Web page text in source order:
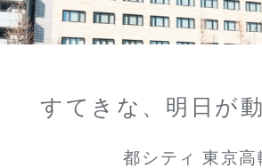
すてきな、明日が
都シティ 東京高